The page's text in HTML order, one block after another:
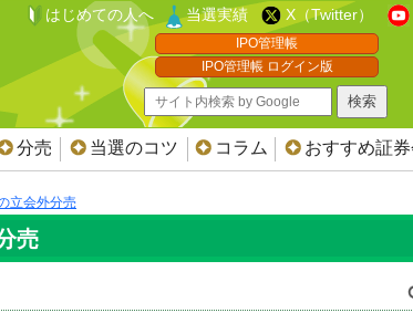
はじめての人へ 当選実績 X（Twitter）
IPO管理帳
IPO管理帳 ログイン版
分売 当選のコツ コラム おすすめ証
立会外分売
売